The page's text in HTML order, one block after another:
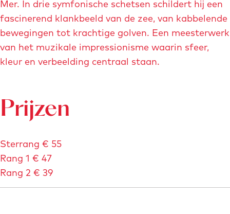
n
g
D
e
b
y
s
L
a
M
Mer. In drie symfonische schetsen schildert hij een
fascinerend klankbeeld van de zee, van kabbelende
bewegingen tot krachtige golven. Een meesterwerk
van het muzikale impressionisme waarin sfeer,
kleur en verbeelding centraal staan.
Prijzen
Sterrang € 55
Rang 1 € 47
Rang 2 € 39